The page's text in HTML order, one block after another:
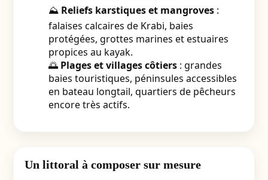
⛰️ Reliefs karstiques et mangroves:
falaises calcaires de Krabi, baies
protégées, grottes marines et estuaires
propices au kayak.
🌅 Plages et villages côtiers: grandes
baies touristiques, péninsules accessibles
en bateau longtail, quartiers de pêcheurs
encore très actifs.
Un littoral à composer sur mesure